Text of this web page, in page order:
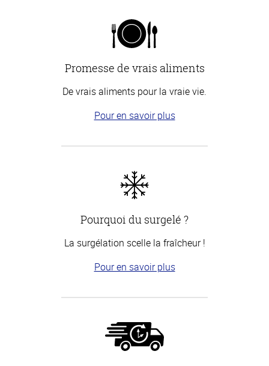
Promesse de vrais aliments
De vrais aliments pour la vraie vie.
Pour en savoir plus
Pourquoi du surgelé ?
La surgélation scelle la fraîcheur !
Pour en savoir plus